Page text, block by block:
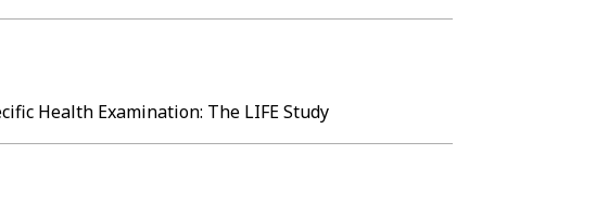
Health Examination: The LIFE Study